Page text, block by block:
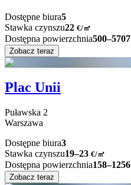
Dostępne biura5
Stawka czynszu22 €/㎡
Dostępna powierzchnia500–5707
Zobacz teraz
Plac Unii
Puławska 2
Warszawa
Dostępne biura3
Stawka czynszu19–23 €/㎡
Dostępna powierzchnia158–1256
Zobacz teraz